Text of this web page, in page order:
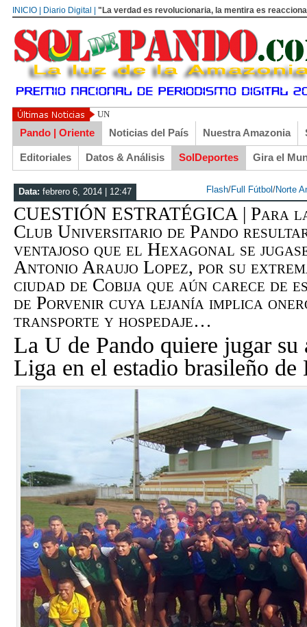
INICIO | Diario Digital | "La verdad es revolucionaria, la mentira es
UN LIBERTARIO LLAMADO EL TURI TORRICO
Pando | Oriente Noticias del País Nuestra Amazonia
Editoriales Datos & Análisis SolDeportes Gira el
Data: febrero 6, 2014 | 12:47 Flash/Full Fútbol /Norte
CUESTIÓN ESTRATÉGICA | Para
Club Universitario de Pando
ventajoso que el Hexagonal se
Antonio Araujo Lopez, por su
ciudad de Cobija que aún carece de
de Porvenir cuya lejanía implica
transporte y hospedaje…
La U de Pando quiere jugar su
Liga en el estadio brasileño